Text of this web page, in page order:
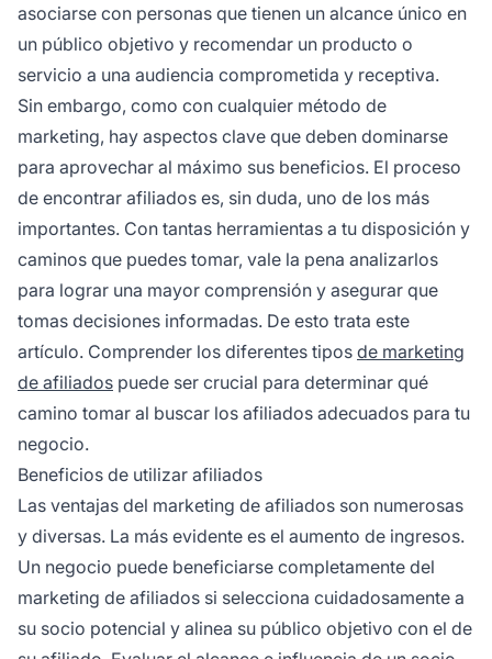
asociarse con personas que tienen un alcance único en
un público objetivo y recomendar un producto o
servicio a una audiencia comprometida y receptiva.
Sin embargo, como con cualquier método de
marketing, hay aspectos clave que deben dominarse
para aprovechar al máximo sus beneficios. El proceso
de encontrar afiliados es, sin duda, uno de los más
importantes. Con tantas herramientas a tu disposición y
caminos que puedes tomar, vale la pena analizarlos
para lograr una mayor comprensión y asegurar que
tomas decisiones informadas. De esto trata este
artículo. Comprender los diferentes tipos de marketing
de afiliados puede ser crucial para determinar qué
camino tomar al buscar los afiliados adecuados para tu
negocio.
Beneficios de utilizar afiliados
Las ventajas del marketing de afiliados son numerosas
y diversas. La más evidente es el aumento de ingresos.
Un negocio puede beneficiarse completamente del
marketing de afiliados si selecciona cuidadosamente a
su socio potencial y alinea su público objetivo con el de